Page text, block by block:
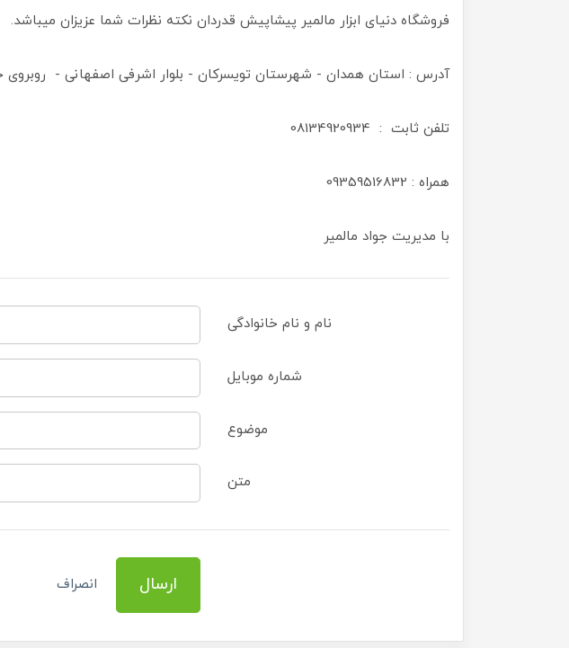
فروشگاه دنیای ابزار مالمیر پیشاپیش قدردان نکته نظرات شما عزیزان میباشد.
آدرس : استان همدان - شهرستان تویسرکان - بلوار اشرفی اصفهانی - روبروی
تلفن ثابت : 08134920934
همراه : 09359516832
با مدیریت جواد مالمیر
نام و نام خانوادگی
شماره موبایل
موضوع
متن
ارسال انصراف